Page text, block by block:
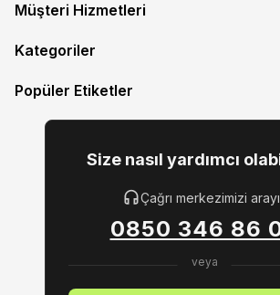
Müşteri Hizmetleri
Kategoriler
Popüler Etiketler
Size nasıl yardımcı
Çağrı merkezimizi
0850 346 86